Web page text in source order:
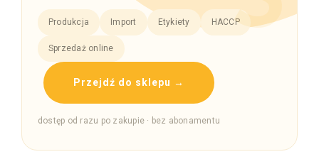
Produkcja Import Etykiety HACCP
Sprzedaż online
Przejdź do sklepu →
dostęp od razu po zakupie · bez abonamentu